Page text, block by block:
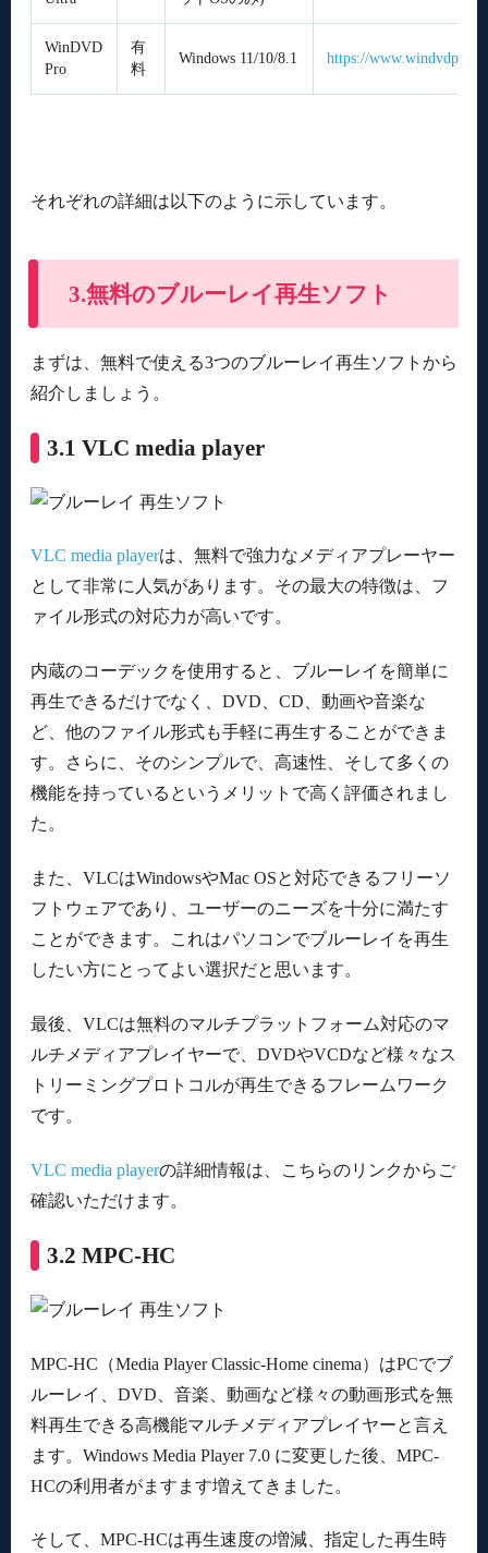
WinDVD
Pro
有
料
Windows 11/10/8.1 https://
それぞれの詳細は以下のように示しています。
3.無料のブルーレイ再生ソフト
まずは、無料で使える3つのブルーレイ再生ソフトから
紹介しましょう。
3.1 VLC media player
VLC media playerは、無料で強力なメディアプレーヤー
として非常に人気があります。その最大の特徴は、フ
ァイル形式の対応力が高いです。
内蔵のコーデックを使用すると、ブルーレイを簡単に
再生できるだけでなく、DVD、CD、動画や音楽な
ど、他のファイル形式も手軽に再生することができま
す。さらに、そのシンプルで、高速性、そして多くの
機能を持っているというメリットで高く評価されまし
た。
また、VLCはWindowsやMac OSと対応できるフリーソ
フトウェアであり、ユーザーのニーズを十分に満たす
ことができます。これはパソコンでブルーレイを再生
したい方にとってよい選択だと思います。
最後、VLCは無料のマルチプラットフォーム対応のマ
ルチメディアプレイヤーで、DVDやVCDなど様々なス
トリーミングプロトコルが再生できるフレームワーク
です。
VLC media playerの詳細情報は、こちらのリンクからご
確認いただけます。
3.2 MPC-HC
MPC-HC（Media Player Classic-Home cinema）はPCでブ
ルーレイ、DVD、音楽、動画など様々の動画形式を無
料再生できる高機能マルチメディアプレイヤーと言え
ます。Windows Media Player 7.0 に変更した後、MPC-
HCの利用者がますます増えてきました。
そして、MPC-HCは再生速度の増減、指定した再生時